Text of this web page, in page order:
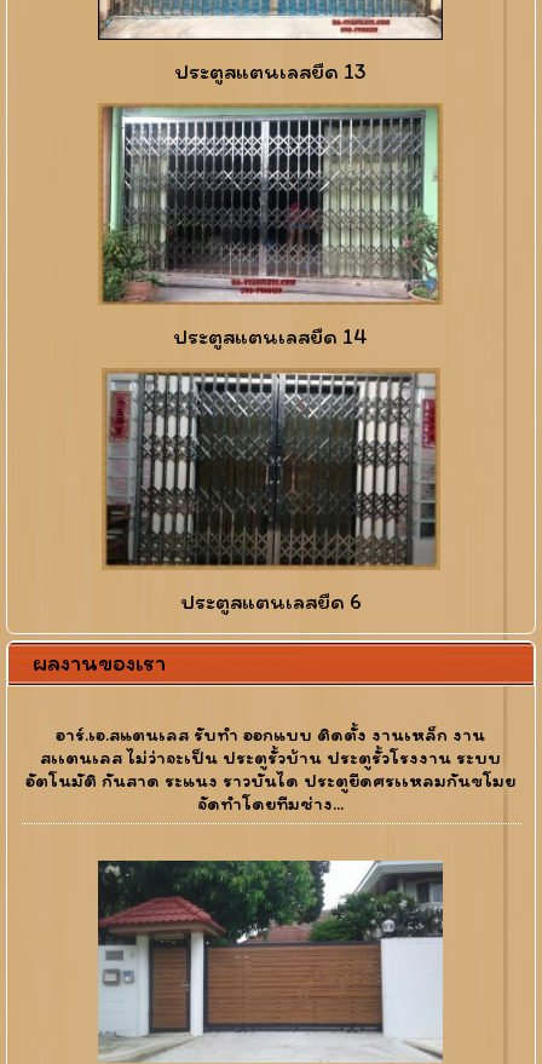
ประตูสแตนเลสยืด 13
ประตูสแตนเลสยืด 14
ประตูสแตนเลสยืด 6
ผลงานของเรา
อาร์.เอ.สแตนเลส รับทำ ออกแบบ ติดตั้ง งานเหล็ก งาน
สเเตนเลส ไม่ว่าจะเป็น ประตูรั้วบ้าน ประตูรั้วโรงงาน ระบบ
อัตโนมัติ กันสาด ระแนง ราวบันได ประตูยืดศรเเหลมกันขโมย
จัดทำโดยทีมช่าง...